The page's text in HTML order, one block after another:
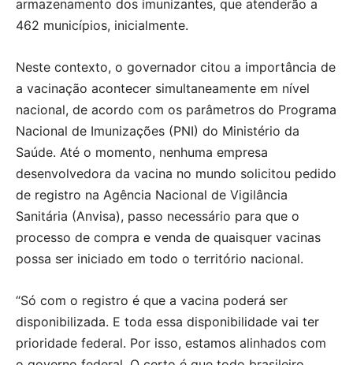
armazenamento dos imunizantes, que atenderão a
462 municípios, inicialmente.
Neste contexto, o governador citou a importância de
a vacinação acontecer simultaneamente em nível
nacional, de acordo com os parâmetros do Programa
Nacional de Imunizações (PNI) do Ministério da
Saúde. Até o momento, nenhuma empresa
desenvolvedora da vacina no mundo solicitou pedido
de registro na Agência Nacional de Vigilância
Sanitária (Anvisa), passo necessário para que o
processo de compra e venda de quaisquer vacinas
possa ser iniciado em todo o território nacional.
“Só com o registro é que a vacina poderá ser
disponibilizada. E toda essa disponibilidade vai ter
prioridade federal. Por isso, estamos alinhados com